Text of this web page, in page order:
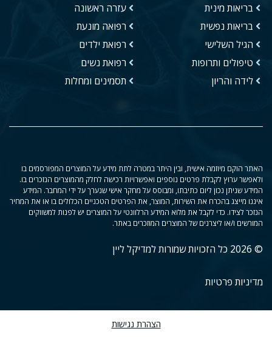
בריאות מינית
בריאות נפשית
הגיל השלישי
טיפולים ותרופות
לידה והריון
עזרה ראשונה
רפואה מונעת
רפואת ילדים
רפואת נשים
תסמינים ומחלות
האתר הוקם מיוזמה אישית, ובין היתר במטרה לתת מידע על המוצרים המפורסמים בו
ולאפשר ערוץ לקבלת פרטים נוספים ואפשרויות רכישה לחלק מהמוצרים הנזכרים בו.
המידע שניתן נכון ליום כתיבתו, ומבוסס על מחקר אישי שנערך על ידי המחבר. המידע
איננו מייצג בהכרח את השירות, המוצר, את הפרטים הטכניים הכלולים בו או את המחיר
הנזכר לצידו. כדי לקבל את מלוא המידע הרלוונטי על המוצרים יש לפנות למשווקים
המורשים ו/או ליצרנים של המוצרים המוזכרים באתר.
© 2026 כל הזכויות שמורות למדיקל ליין
מדיניות פרטיות
הצהרת נגישות